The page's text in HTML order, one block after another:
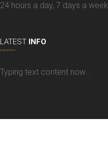
24 hours a day, 7 days a week
LATEST INFO
Typing text content now...